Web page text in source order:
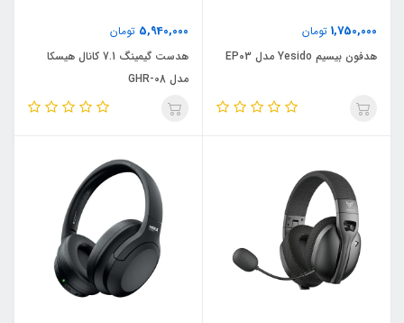
1,750,000 تومان
هدفون بیسیم Yesido مدل EP03
5,940,000 تومان
هدست گیمینگ 7.1 کانال هیسکا
مدل GHR-08